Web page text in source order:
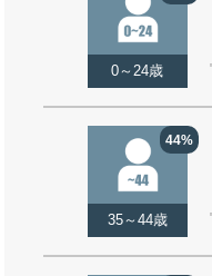
0～24歳
44%
35～44歳